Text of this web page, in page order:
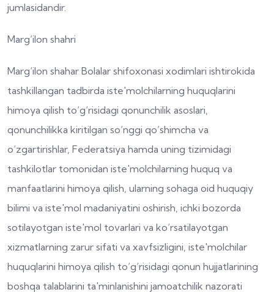
jumlasidandir.
Marg‘ilon shahri
Marg‘ilon shahar Bolalar shifoxonasi xodimlari ishtirokida
tashkillangan tadbirda iste'molchilarning huquqlarini
himoya qilish to‘g‘risidagi qonunchilik asoslari,
qonunchilikka kiritilgan so‘nggi qo‘shimcha va
o‘zgartirishlar, Federatsiya hamda uning tizimidagi
tashkilotlar tomonidan iste'molchilarning huquq va
manfaatlarini himoya qilish, ularning sohaga oid huquqiy
bilimi va iste'mol madaniyatini oshirish, ichki bozorda
sotilayotgan iste'mol tovarlari va ko‘rsatilayotgan
xizmatlarning zarur sifati va xavfsizligini, iste'molchilar
huquqlarini himoya qilish to‘g‘risidagi qonun hujjatlarining
boshqa talablarini ta'minlanishini jamoatchilik nazorati